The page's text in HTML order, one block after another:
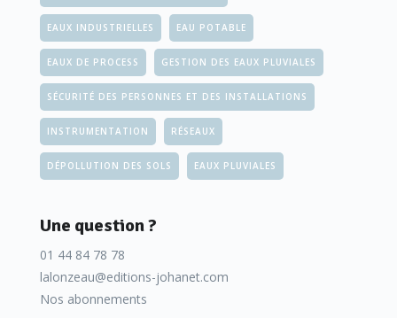
EAUX INDUSTRIELLES EAU POTABLE
EAUX DE PROCESS GESTION DES EAUX PLUVIALES
SÉCURITÉ DES PERSONNES ET DES INSTALLATIONS
INSTRUMENTATION RÉSEAUX
DÉPOLLUTION DES SOLS EAUX PLUVIALES
Une question ?
01 44 84 78 78
lalonzeau@editions-johanet.com
Nos abonnements